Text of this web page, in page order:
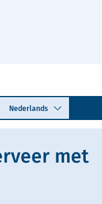
0180 - 743 417
language
met